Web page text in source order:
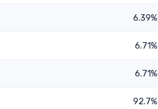
6.39%
6.71%
6.71%
92.7%